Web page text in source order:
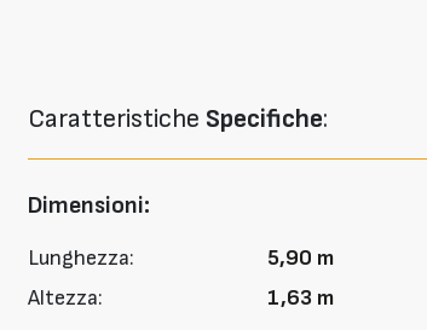
Caratteristiche Specifiche:
Dimensioni:
Lunghezza: 5,90 m
Altezza:
1,63 m